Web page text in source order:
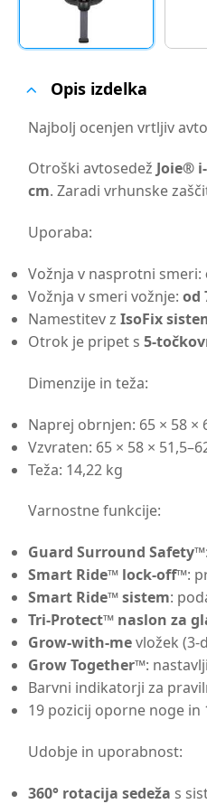
Opis izdelka
Najbolj ocenjen vrtljiv
Otroški avtosedež Joie®
cm. Zaradi vrhunske
Uporaba:
Vožnja v nasprotni smeri:
Vožnja v smeri vožnje:od
Namestitev zIsoFix
Otrok je pripet s5-
Dimenzije in teža:
Naprej obrnjen: 65 × 58 ×
Vzvraten: 65 × 58 ×
Teža: 14,22 kg
Varnostne funkcije:
Guard Surround Safety™
Smart Ride™ lock-off™:
Smart Ride™ sistem:
Tri-Protect™ naslon za
Grow-with-mevložek
Grow Together™:
Barvni indikatorji za
19 pozicij oporne noge in
Udobje in uporabnost:
360° rotacija sedeža s